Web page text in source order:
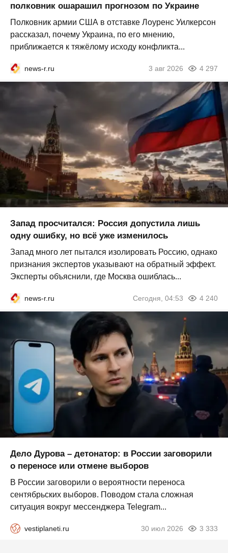
полковник ошарашил прогнозом по Украине
Полковник армии США в отставке Лоуренс Уилкерсон
рассказал, почему Украина, по его мнению,
приближается к тяжёлому исходу конфликта...
news-r.ru 3 авг 2026 4 297
Запад просчитался: Россия допустила лишь
одну ошибку, но всё уже изменилось
Запад много лет пытался изолировать Россию, однако
признания экспертов указывают на обратный эффект.
Эксперты объяснили, где Москва ошиблась...
news-r.ru Сегодня, 04:53 4 240
Дело Дурова – детонатор: в России заговорили
о переносе или отмене выборов
В России заговорили о вероятности переноса
сентябрьских выборов. Поводом стала сложная
ситуация вокруг мессенджера Telegram...
vestiplaneti.ru 30 июл 2026 3 333